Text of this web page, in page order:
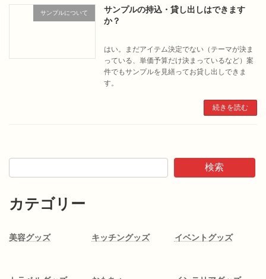
サンプルについて
サンプルの持込・貸し出しはできます
か？
はい。まだアイテム決定でない（テーマが決ま
っている、単価予算だけ決まっているなど）案
件でもサンプルを見繕ってお貸し出しできま
す。
続きを読む
検索
カテゴリー
美容グッズ キッチングッズ イベントグッズ